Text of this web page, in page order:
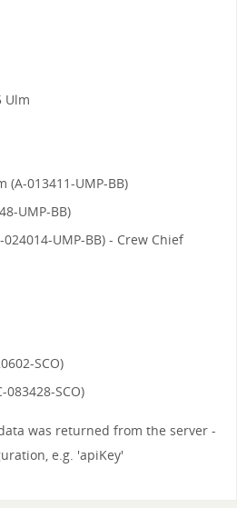
Ulm
(A-013411-UMP-BB)
UMP-BB)
UMP-BB) - Crew Chief
SCO)
083428-SCO)
was returned from the server -
e.g. 'apiKey'